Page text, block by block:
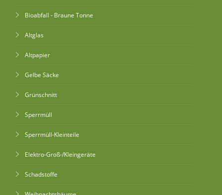
Bioabfall - Braune Tonne
Altglas
Altpapier
Gelbe Säcke
Grünschnitt
Sperrmüll
Sperrmüll-Kleinteile
Elektro-Groß-/Kleingeräte
Schadstoffe